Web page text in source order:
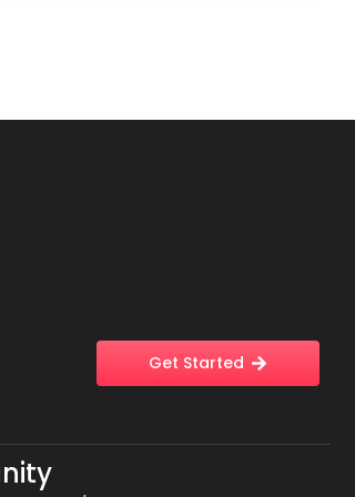
Get Started